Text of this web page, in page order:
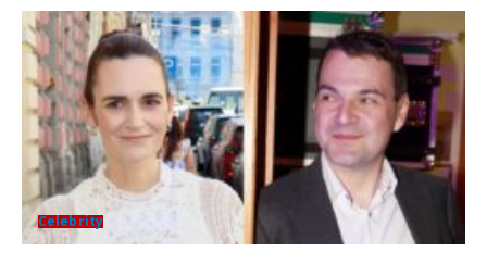
Celebrity